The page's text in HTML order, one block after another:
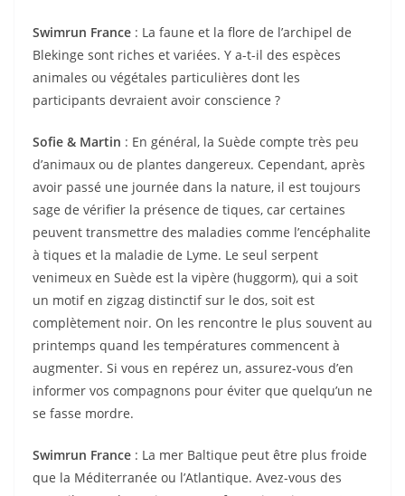
Swimrun France : La faune et la flore de l’archipel de
Blekinge sont riches et variées. Y a-t-il des espèces
animales ou végétales particulières dont les
participants devraient avoir conscience ?
Sofie & Martin : En général, la Suède compte très peu
d’animaux ou de plantes dangereux. Cependant, après
avoir passé une journée dans la nature, il est toujours
sage de vérifier la présence de tiques, car certaines
peuvent transmettre des maladies comme l’encéphalite
à tiques et la maladie de Lyme. Le seul serpent
venimeux en Suède est la vipère (huggorm), qui a soit
un motif en zigzag distinctif sur le dos, soit est
complètement noir. On les rencontre le plus souvent au
printemps quand les températures commencent à
augmenter. Si vous en repérez un, assurez-vous d’en
informer vos compagnons pour éviter que quelqu’un ne
se fasse mordre.
Swimrun France : La mer Baltique peut être plus froide
que la Méditerranée ou l’Atlantique. Avez-vous des